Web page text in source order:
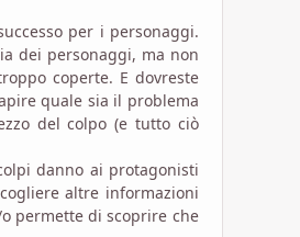
per i personaggi.
dei personaggi, ma non
coperte. E dovreste
quale sia il problema
del colpo (e tutto ciò
danno ai protagonisti
altre informazioni
permette di scoprire che